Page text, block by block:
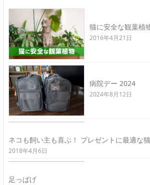
猫に安全な観葉植
2016年4月21日
病院デー 2024
2024年8月12日
ネコも飼い主も喜ぶ！ プレゼントに最適な
2018年4月6日
足っぱげ